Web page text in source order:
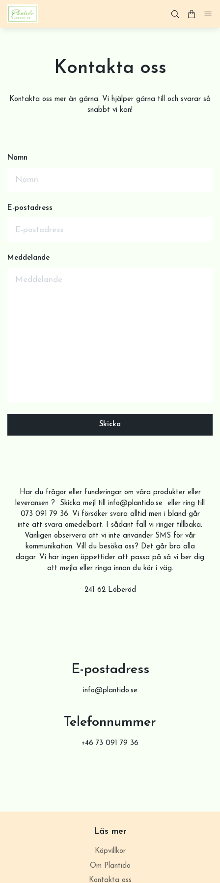
Kontakta oss
Kontakta oss mer än gärna. Vi hjälper gärna till och svarar så
snabbt vi kan!
Namn
E-postadress
Meddelande
Skicka
Har du frågor eller funderingar om våra produkter eller
leveransen ? Skicka mejl till info@plantido.se eller ring till
073 091 79 36. Vi försöker svara alltid men i bland går
inte att svara omedelbart. I sådant fall vi ringer tillbaka.
Vänligen observera att vi inte använder SMS för vår
kommunikation. Vill du besöka oss? Det går bra alla
dagar. Vi har ingen öppettider att passa på så vi ber dig
att mejla eller ringa innan du kör i väg.
241 62 Löberöd
E-postadress
info@plantido.se
Telefonnummer
+46 73 091 79 36
Läs mer
Köpvillkor
Om Plantido
Kontakta oss